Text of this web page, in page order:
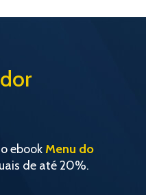
ebookMenu do
de até 20%.